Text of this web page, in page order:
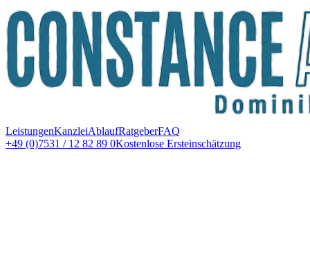
LeistungenKanzleiAblaufRatgeberFAQ
+49 (0)7531 / 12 82 89 0Kostenlose Ersteinschätzung